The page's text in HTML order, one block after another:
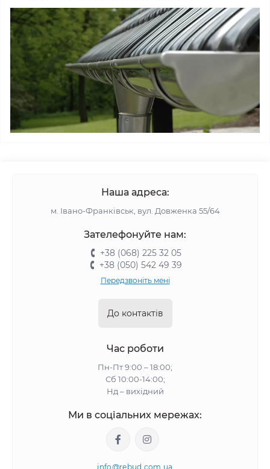
Наша адреса:
м. Івано-Франківськ, вул. Довженка 55/64
Зателефонуйте нам:
+38 (068) 225 32 05
+38 (050) 542 49 39
Передзвоніть мені
До контактів
Час роботи
Пн-Пт 9:00 – 18:00;
Сб 10:00-14:00;
Нд – вихідний
Ми в соціальних мережах:
info@rebud.com.ua